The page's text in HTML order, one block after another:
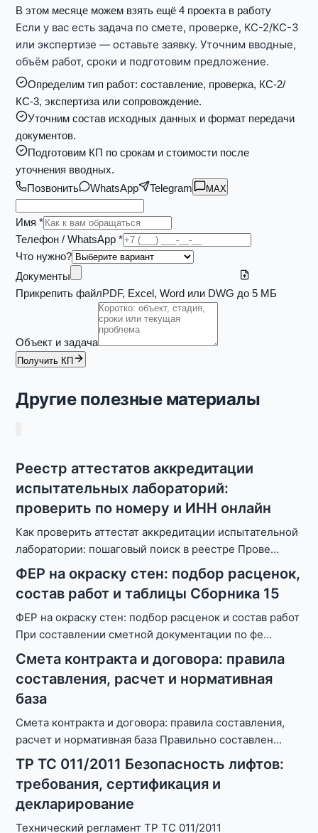
В этом месяце можем взять ещё 4 проекта в работу
Если у вас есть задача по смете, проверке, КС-2/КС-3
или экспертизе — оставьте заявку. Уточним вводные,
объём работ, сроки и подготовим предложение.
Определим тип работ: составление, проверка, КС-2/
КС-3, экспертиза или сопровождение.
Уточним состав исходных данных и формат передачи
документов.
Подготовим КП по срокам и стоимости после
уточнения вводных.
Позвонить
WhatsApp Telegram MAX
Имя *
Телефон / WhatsApp *
Что нужно?
Документы
Прикрепить файлPDF, Excel, Word или DWG до 5 МБ
Объект и задача
Получить КП
Другие полезные материалы
Реестр аттестатов аккредитации
испытательных лабораторий:
проверить по номеру и ИНН онлайн
Как проверить аттестат аккредитации испытательной
лаборатории: пошаговый поиск в реестре Прове...
ФЕР на окраску стен: подбор расценок,
состав работ и таблицы Сборника 15
ФЕР на окраску стен: подбор расценок и состав работ
При составлении сметной документации по фе...
Смета контракта и договора: правила
составления, расчет и нормативная
база
Смета контракта и договора: правила составления,
расчет и нормативная база Правильно составлен...
ТР ТС 011/2011 Безопасность лифтов:
требования, сертификация и
декларирование
Технический регламент ТР ТС 011/2011